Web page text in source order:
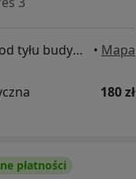
Kołobrzeska 42A, wejście od tyłu budynku, Gdańsk • Mapa
180 zł
płatności